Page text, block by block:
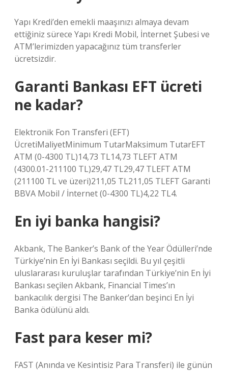
Yapı Kredi’den emekli maaşınızı almaya devam
ettiğiniz sürece Yapı Kredi Mobil, İnternet Şubesi ve
ATM’lerimizden yapacağınız tüm transferler
ücretsizdir.
Garanti Bankası EFT ücreti
ne kadar?
Elektronik Fon Transferi (EFT)
ÜcretiMaliyetMinimum TutarMaksimum TutarEFT
ATM (0-4300 TL)14,73 TL14,73 TLEFT ATM
(4300.01-211100 TL)29,47 TL29,47 TLEFT ATM
(211100 TL ve üzeri)211,05 TL211,05 TLEFT Garanti
BBVA Mobil / İnternet (0-4300 TL)4,22 TL4.
En iyi banka hangisi?
Akbank, The Banker’s Bank of the Year Ödülleri’nde
Türkiye’nin En İyi Bankası seçildi. Bu yıl çeşitli
uluslararası kuruluşlar tarafından Türkiye’nin En İyi
Bankası seçilen Akbank, Financial Times’ın
bankacılık dergisi The Banker’dan beşinci En İyi
Banka ödülünü aldı.
Fast para keser mi?
FAST (Anında ve Kesintisiz Para Transferi) ile günün